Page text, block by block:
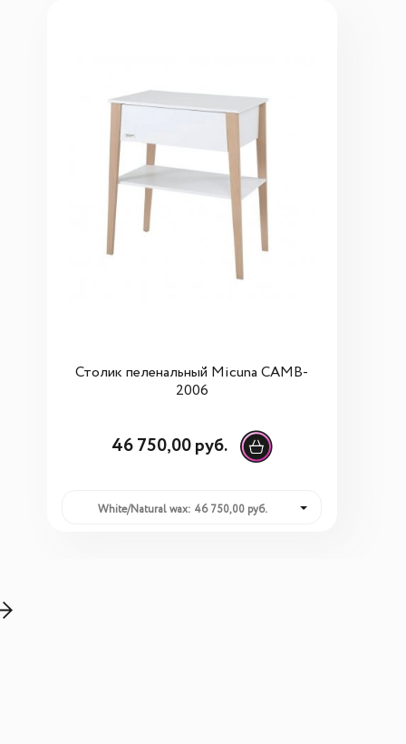
Столик пеленальный Miсuna CAMB-
2006
46 750,00 руб.
White/Natural wax: 46 750,00 руб.